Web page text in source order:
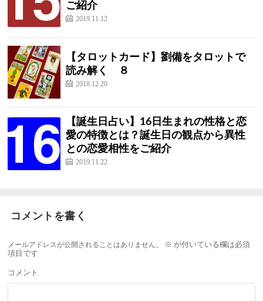
ご紹介
2019.11.12
【タロットカード】劉備をタロットで
読み解く ８
2018.12.20
【誕生日占い】16日生まれの性格と恋
愛の特徴とは？誕生日の観点から異性
との恋愛相性をご紹介
2019.11.22
コメントを書く
メールアドレスが公開されることはありません。 ※ が付いている欄は必須
項目です
コメント